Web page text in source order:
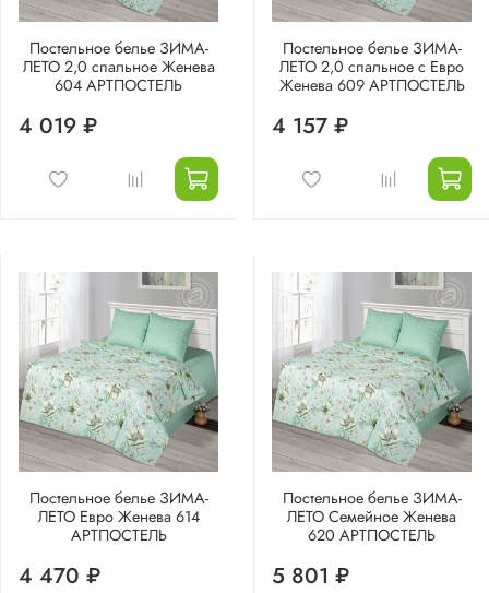
Постельное белье ЗИМА-
ЛЕТО 2,0 спальное Женева
604 АРТПОСТЕЛЬ
4 019 ₽
Постельное белье ЗИМА-
ЛЕТО 2,0 спальное с Евро
Женева 609 АРТПОСТЕЛЬ
4 157 ₽
Постельное белье ЗИМА-
ЛЕТО Евро Женева 614
АРТПОСТЕЛЬ
4 470 ₽
Постельное белье ЗИМА-
ЛЕТО Семейное Женева
620 АРТПОСТЕЛЬ
5 801 ₽